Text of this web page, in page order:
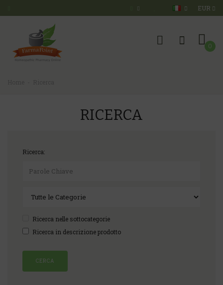
EUR
0
RICERCA
Ricerca:
Ricerca nelle sottocategorie
Ricerca in descrizione prodotto